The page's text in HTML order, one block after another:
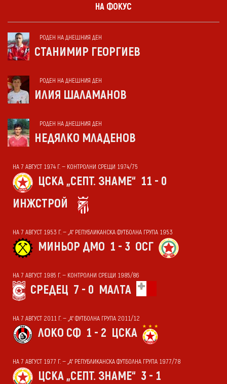
НА ФОКУС
РОДЕН НА ДНЕШНИЯ ДЕН
СТАНИМИР ГЕОРГИЕВ
РОДЕН НА ДНЕШНИЯ ДЕН
ИЛИЯ ШАЛАМАНОВ
РОДЕН НА ДНЕШНИЯ ДЕН
НЕДЯЛКО МЛАДЕНОВ
НА 7 АВГУСТ 1974 Г. — КОНТРОЛНИ СРЕЩИ 1974/75
ЦСКА „СЕПТ. ЗНАМЕ“ 11 - 0
ИНЖСТРОЙ
НА 7 АВГУСТ 1953 Г. — „А“ РЕПУБЛИКАНСКА ФУТБОЛНА ГРУПА 1953
МИНЬОР ДМО 1 - 3 ОСГ
НА 7 АВГУСТ 1985 Г. — КОНТРОЛНИ СРЕЩИ 1985/86
СРЕДЕЦ 7 - 0 МАЛТА
НА 7 АВГУСТ 2011 Г. — „А“ ФУТБОЛНА ГРУПА 2011/12
ЛОКО СФ 1 - 2 ЦСКА
НА 7 АВГУСТ 1977 Г. — „А“ РЕПУБЛИКАНСКА ФУТБОЛНА ГРУПА 1977/78
ЦСКА „СЕПТ. ЗНАМЕ“ 3 - 1